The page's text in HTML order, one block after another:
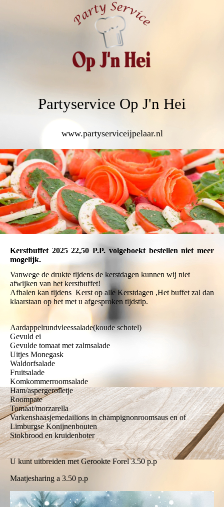
Partyservice Op J'n Hei
www.partyserviceijpelaar.nl
Kerstbuffet 2025 22,50 P.P. volgeboekt bestellen niet meer
mogelijk.
Vanwege de drukte tijdens de kerstdagen kunnen wij niet
afwijken van het kerstbuffet!
Afhalen kan tijdens Kerst op alle Kerstdagen ,Het buffet zal dan
klaarstaan op het met u afgesproken tijdstip.
Aardappelrundvleessalade(koude schotel)
Gevuld ei
Gevulde tomaat met zalmsalade
Uitjes Monegask
Waldorfsalade
Fruitsalade
Komkommerroomsalade
Ham/aspergerolletje
Roompate
Tomaat/morzarella
Varkenshaasjemedailions in champignonroomsaus en of
Limburgse Konijnenbouten
Stokbrood en kruidenboter
U kunt uitbreiden met Gerookte Forel 3.50 p.p
Maatjesharing a 3.50 p.p